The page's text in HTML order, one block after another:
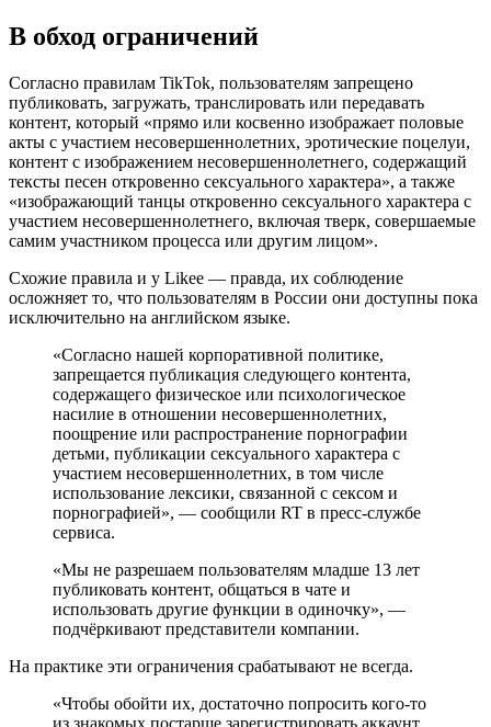
В обход ограничений
Согласно правилам TikTok, пользователям запрещено
публиковать, загружать, транслировать или передавать
контент, который «прямо или косвенно изображает половые
акты с участием несовершеннолетних, эротические поцелуи,
контент с изображением несовершеннолетнего, содержащий
тексты песен откровенно сексуального характера», а также
«изображающий танцы откровенно сексуального характера с
участием несовершеннолетнего, включая тверк, совершаемые
самим участником процесса или другим лицом».
Схожие правила и у Likee — правда, их соблюдение
осложняет то, что пользователям в России они доступны пока
исключительно на английском языке.
«Согласно нашей корпоративной политике,
запрещается публикация следующего контента,
содержащего физическое или психологическое
насилие в отношении несовершеннолетних,
поощрение или распространение порнографии
детьми, публикации сексуального характера с
участием несовершеннолетних, в том числе
использование лексики, связанной с сексом и
порнографией», — сообщили RT в пресс-службе
сервиса.
«Мы не разрешаем пользователям младше 13 лет
публиковать контент, общаться в чате и
использовать другие функции в одиночку», —
подчёркивают представители компании.
На практике эти ограничения срабатывают не всегда.
«Чтобы обойти их, достаточно попросить кого-то
из знакомых постарше зарегистрировать аккаунт